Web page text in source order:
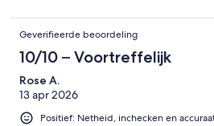
o Parties / events allowed - must be
will incur an additional fee. Please
o Refunds for guests who booked
our direct website will be processed
they are not refunded to the host
Geverifieerde beoordeling
10/10 – Voortreffelijk
Rose A.
13 apr 2026
Positief: Netheid, inchecken en